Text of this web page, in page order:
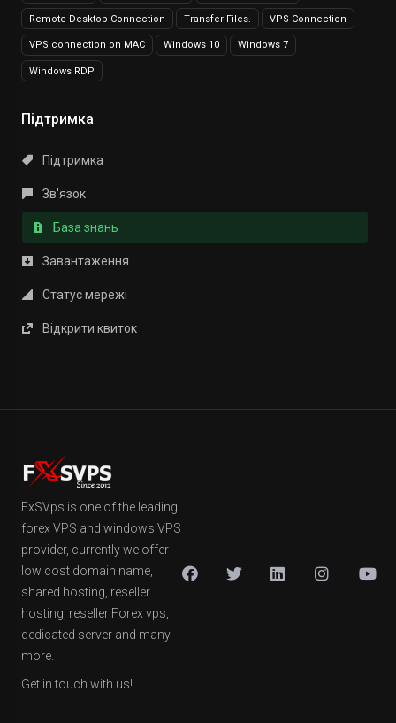
Remote Desktop Connection Transfer Files. VPS Connection
VPS connection on MAC Windows 10 Windows 7
Windows RDP
Підтримка
Підтримка
Зв'язок
База знань
Завантаження
Статус мережі
Відкрити квиток
FxSVps is one of the leading
forex VPS and windows VPS
provider, currently we offer
low cost domain name,
shared hosting, reseller
hosting, reseller Forex vps,
dedicated server and many
more.
Get in touch with us!